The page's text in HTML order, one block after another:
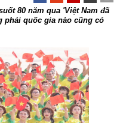
80 năm qua 'Việt Nam đã
phải quốc gia nào cũng có